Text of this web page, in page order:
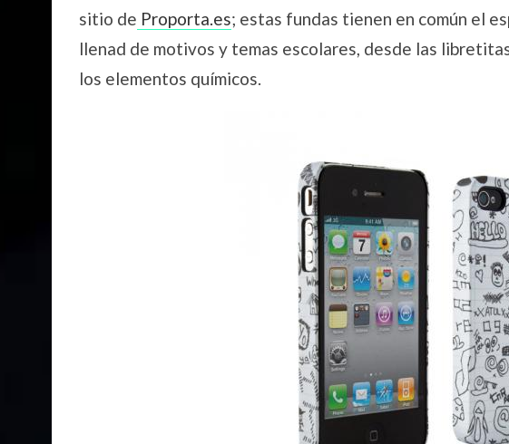
sitio de Proporta.es; estas fundas tienen en común el
llenad de motivos y temas escolares, desde las
los elementos químicos.